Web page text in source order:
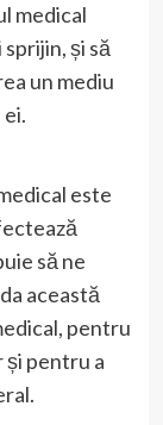
medical
și să
un mediu
este
să ne
această
pentru
și pentru a